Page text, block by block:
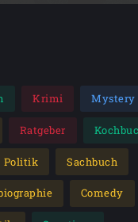
Krimi Mystery
Ratgeber
Politik Sachbuch
Comedy